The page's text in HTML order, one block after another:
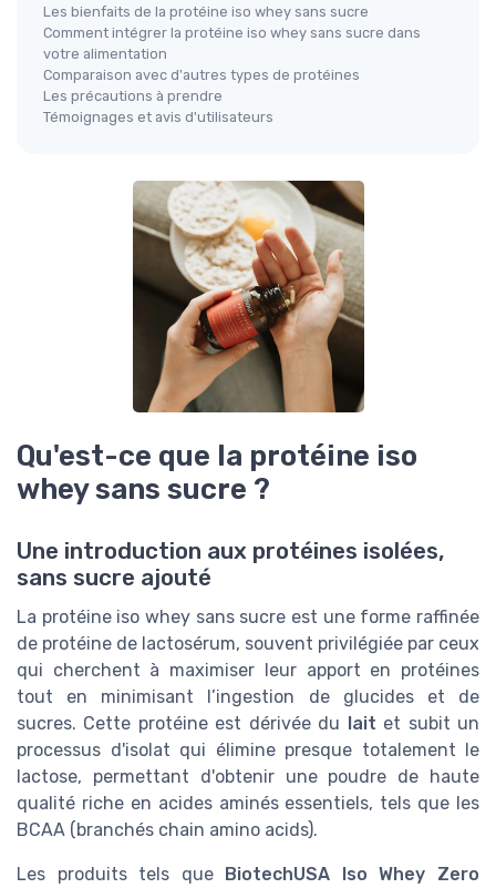
Les bienfaits de la protéine iso whey sans sucre
Comment intégrer la protéine iso whey sans sucre dans
votre alimentation
Comparaison avec d'autres types de protéines
Les précautions à prendre
Témoignages et avis d'utilisateurs
Qu'est-ce que la protéine iso
whey sans sucre ?
Une introduction aux protéines isolées,
sans sucre ajouté
La protéine iso whey sans sucre est une forme raffinée
de protéine de lactosérum, souvent privilégiée par ceux
qui cherchent à maximiser leur apport en protéines
tout en minimisant l’ingestion de glucides et de
sucres. Cette protéine est dérivée du
lait et subit un
processus d'isolat qui élimine presque totalement le
lactose, permettant d'obtenir une poudre de haute
qualité riche en acides aminés essentiels, tels que les
BCAA (branchés chain amino acids).
Les produits tels que
BiotechUSA Iso Whey Zero